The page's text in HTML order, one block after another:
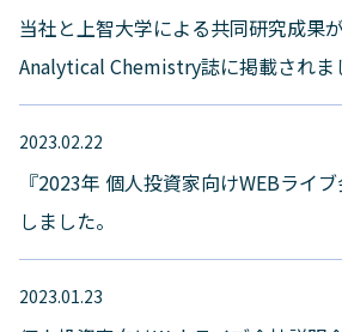
当社と上智大学による共同研究成果
Analytical Chemistry誌に掲載されま
2023.02.22
『2023年 個人投資家向けWEBライ
しました。
2023.01.23